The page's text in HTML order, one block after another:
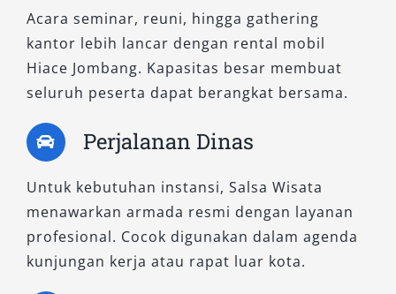
Dengan berbagai tipe yang tersedia—mulai
dari Hiace Premio, Hiace Premio Luxury,
hingga Hiace Commuter—Salsa Wisata siap
menghadirkan solusi transportasi terbaik
untuk setiap kebutuhan Anda. Baik untuk sewa
keluarga, maupun keperluan bisnis, layanan
kami menjamin kenyamanan, keamanan, dan
pengalaman terbaik selama perjalanan.
Jadikan
Acara seminar, reuni, hingga gathering
kantor lebih lancar dengan rental mobil
Hiace Jombang. Kapasitas besar membuat
seluruh peserta dapat berangkat bersama.
Perjalanan Dinas
Untuk kebutuhan instansi, Salsa Wisata
menawarkan armada resmi dengan layanan
profesional. Cocok digunakan dalam agenda
kunjungan kerja atau rapat luar kota.